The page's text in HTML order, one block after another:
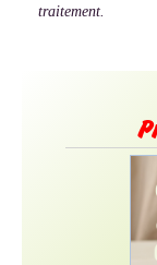
traitement.